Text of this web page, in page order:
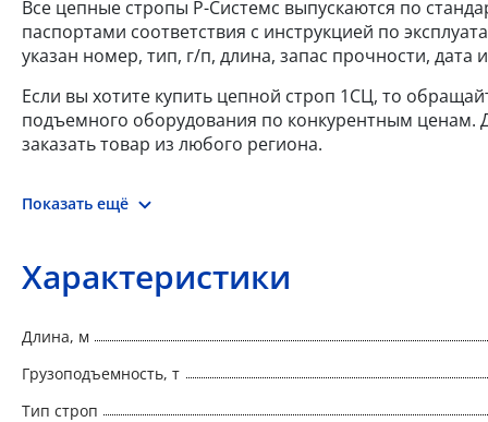
Все цепные стропы Р-Системс выпускаются по
паспортами соответствия с инструкцией по
указан номер, тип, г/п, длина, запас прочности,
Если вы хотите купить цепной строп 1СЦ, то
подъемного оборудования по конкурентным ценам.
заказать товар из любого региона.
Показать ещё
Характеристики
Длина, м
Грузоподъемность, т
Тип строп